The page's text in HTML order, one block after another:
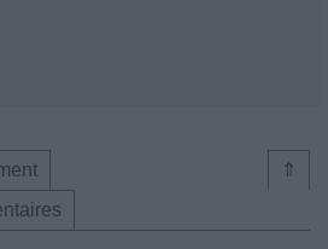
⇑